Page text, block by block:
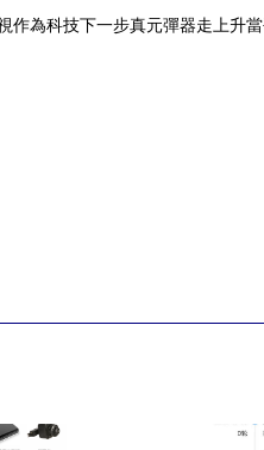
作為科技下一步真元彈器走上升